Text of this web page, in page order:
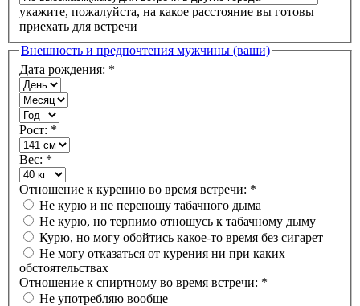
укажите, пожалуйста, на какое расстояние вы готовы
приехать для встречи
Внешность и предпочтения мужчины (ваши)
Дата рождения: *
Рост: *
Вес: *
Отношение к курению во время встречи: *
Не курю и не переношу табачного дыма
Не курю, но терпимо отношусь к табачному дыму
Курю, но могу обойтись какое-то время без сигарет
Не могу отказаться от курения ни при каких
обстоятельствах
Отношение к спиртному во время встречи: *
Не употребляю вообще